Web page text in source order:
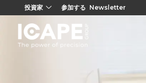
投資家 参加する Newsletter